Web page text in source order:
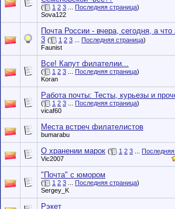
( 1 2 3 Последняя страница)
Sova122
Почта России - вчера, сегодня, а что
3 ( 1 2 3 Последняя страница)
Faunist
Все! Капут филателии...
( 1 2 3 Последняя страница)
Koran
Работа почты: Тесты, курьезы и
( 1 2 3 Последняя страница)
vicaf60
Места встреч филателистов
bumarabu
О хранении марок ( 1 2 3
Vic2007
"Почта" с юмором
( 1 2 3 Последняя страница)
Sergey_K
Рэкет